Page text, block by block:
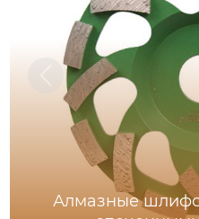
Алмазные